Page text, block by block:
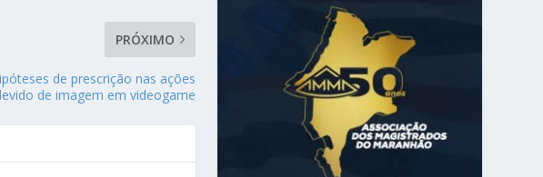
PRÓXIMO
de prescrição nas ações
de imagem em videogame